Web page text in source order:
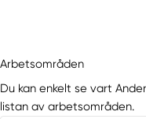
Arbetsområden
Du kan enkelt se vart
listan av arbetsområden.